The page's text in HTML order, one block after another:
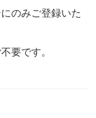
のみご登録いた
要です。